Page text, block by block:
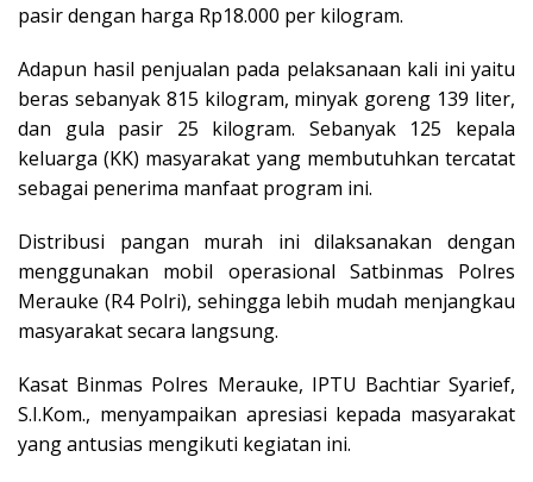
pasir dengan harga Rp18.000 per kilogram.
Adapun hasil penjualan pada pelaksanaan kali ini yaitu
beras sebanyak 815 kilogram, minyak goreng 139 liter,
dan gula pasir 25 kilogram. Sebanyak 125 kepala
keluarga (KK) masyarakat yang membutuhkan tercatat
sebagai penerima manfaat program ini.
Distribusi pangan murah ini dilaksanakan dengan
menggunakan mobil operasional Satbinmas Polres
Merauke (R4 Polri), sehingga lebih mudah menjangkau
masyarakat secara langsung.
Kasat Binmas Polres Merauke, IPTU Bachtiar Syarief,
S.I.Kom., menyampaikan apresiasi kepada masyarakat
yang antusias mengikuti kegiatan ini.